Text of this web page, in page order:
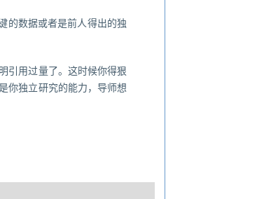
的数据或者是前人得出的独
引用过量了。这时候你得狠
你独立研究的能力，导师想